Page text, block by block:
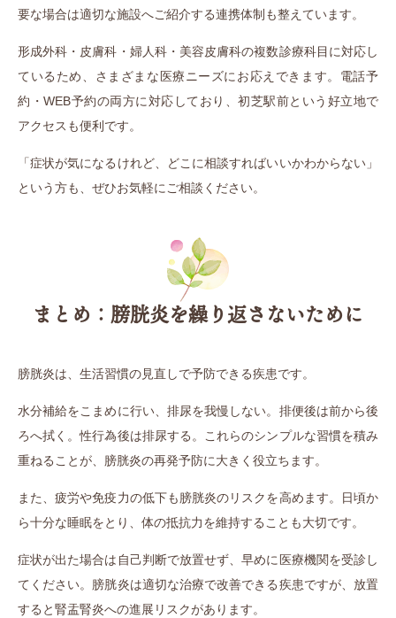
要な場合は適切な施設へご紹介する連携体制も整えています。
形成外科・皮膚科・婦人科・美容皮膚科の複数診療科目に対応し
ているため、さまざまな医療ニーズにお応えできます。電話予
約・WEB予約の両方に対応しており、初芝駅前という好立地で
アクセスも便利です。
「症状が気になるけれど、どこに相談すればいいかわからない」
という方も、ぜひお気軽にご相談ください。
まとめ：膀胱炎を繰り返さないために
膀胱炎は、生活習慣の見直しで予防できる疾患です。
水分補給をこまめに行い、排尿を我慢しない。排便後は前から後
ろへ拭く。性行為後は排尿する。これらのシンプルな習慣を積み
重ねることが、膀胱炎の再発予防に大きく役立ちます。
また、疲労や免疫力の低下も膀胱炎のリスクを高めます。日頃か
ら十分な睡眠をとり、体の抵抗力を維持することも大切です。
症状が出た場合は自己判断で放置せず、早めに医療機関を受診し
てください。膀胱炎は適切な治療で改善できる疾患ですが、放置
すると腎盂腎炎への進展リスクがあります。